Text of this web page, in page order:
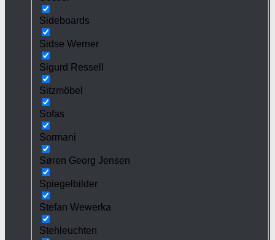
Sideboards
Sidse Werner
Sigurd Ressell
Sitzmöbel
Sofas
Sormani
Søren Georg Jensen
Spiegelbilder
Stefan Wewerka
Stehleuchten